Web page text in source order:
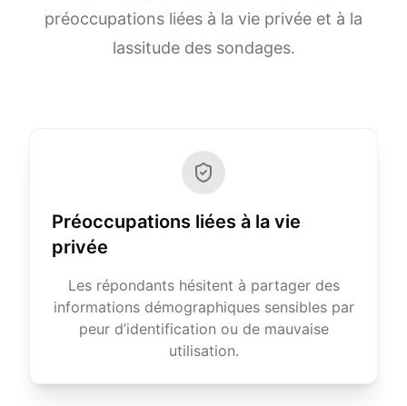
préoccupations liées à la vie privée et à la
lassitude des sondages.
Préoccupations liées à la vie
privée
Les répondants hésitent à partager des
informations démographiques sensibles par
peur d’identification ou de mauvaise
utilisation.